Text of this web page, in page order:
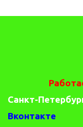
Санкт-
Вконтакте